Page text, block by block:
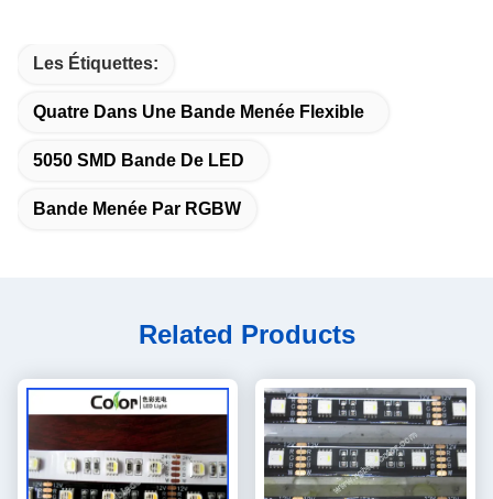
Les Étiquettes:
Quatre Dans Une Bande Menée Flexible
5050 SMD Bande De LED
Bande Menée Par RGBW
Related Products